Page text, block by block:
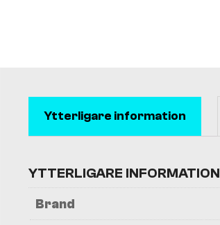
Ytterligare information
YTTERLIGARE INFORMATION
Brand